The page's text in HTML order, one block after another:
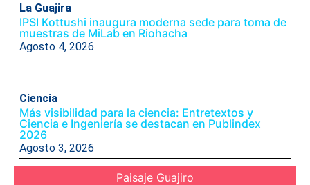
La Guajira
IPSI Kottushi inaugura moderna sede para toma de
muestras de MiLab en Riohacha
Agosto 4, 2026
Ciencia
Más visibilidad para la ciencia: Entretextos y
Ciencia e Ingeniería se destacan en Publindex
2026
Agosto 3, 2026
Paisaje Guajiro